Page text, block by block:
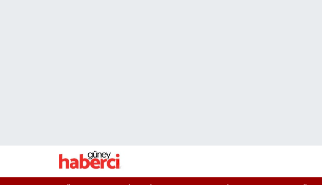
Haber Arşivi